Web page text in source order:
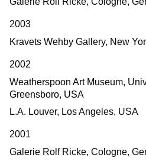
2003
Kravets Wehby Gallery, New
2002
Weatherspoon Art Museum,
Greensboro, USA
L.A. Louver, Los Angeles, USA
2001
Galerie Rolf Ricke, Cologne,